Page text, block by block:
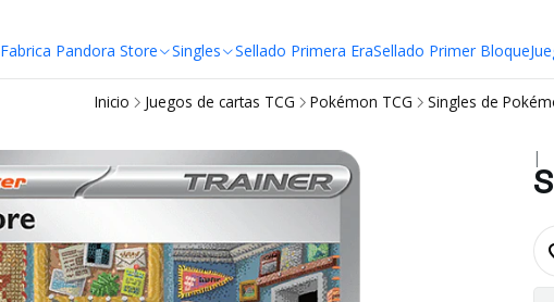
Fabrica Pandora Store Singles Sellado Primera EraSellado Primer Bloque
Inicio Juegos de cartas TCG Pokémon TCG Singles de
|